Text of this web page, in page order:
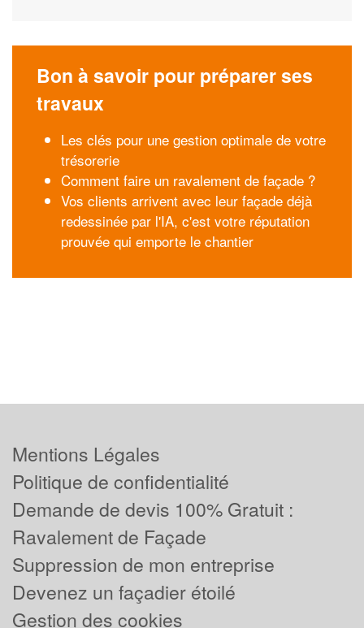
Bon à savoir pour préparer ses
travaux
Les clés pour une gestion optimale de votre
trésorerie
Comment faire un ravalement de façade ?
Vos clients arrivent avec leur façade déjà
redessinée par l'IA, c'est votre réputation
prouvée qui emporte le chantier
Mentions Légales
Politique de confidentialité
Demande de devis 100% Gratuit :
Ravalement de Façade
Suppression de mon entreprise
Devenez un façadier étoilé
Gestion des cookies